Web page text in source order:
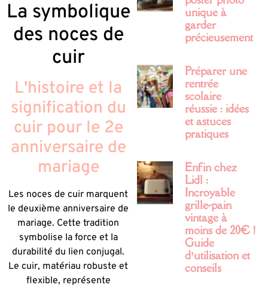
La symbolique
des noces de
cuir
L'histoire et la
signification du
cuir pour le 2e
anniversaire de
mariage
Les noces de cuir marquent
le deuxième anniversaire de
mariage. Cette tradition
symbolise la force et la
durabilité du lien conjugal.
Le cuir, matériau robuste et
flexible, représente
unique à
garder
précieusement
Préparer une
rentrée
scolaire
réussie : idées
et astuces
pratiques
Enfin chez
Lidl :
Incroyable
grille-pain
vintage à
moins de 20€ !
Guide
d’utilisation et
conseils